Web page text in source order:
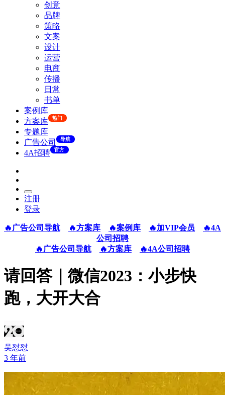
创意
品牌
策略
文案
设计
运营
电商
传播
日常
书单
案例库
方案库
热门
专题库
广告公司
导航
4A招聘 官方
注册
登录
🔥广告公司导航 🔥方案库 🔥案例库 🔥加VIP会员
🔥4A
公司招聘
🔥广告公司导航
🔥方案库 🔥4A公司招聘
请回答｜微信2023：小步快
跑，大开大合
吴怼怼
3 年前